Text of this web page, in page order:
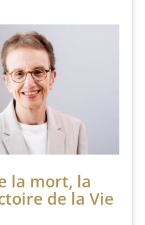
la mort, la
de la Vie